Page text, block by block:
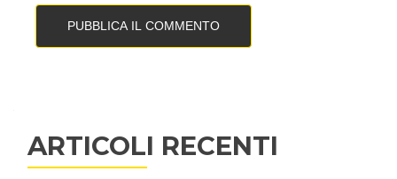
ARTICOLI RECENTI